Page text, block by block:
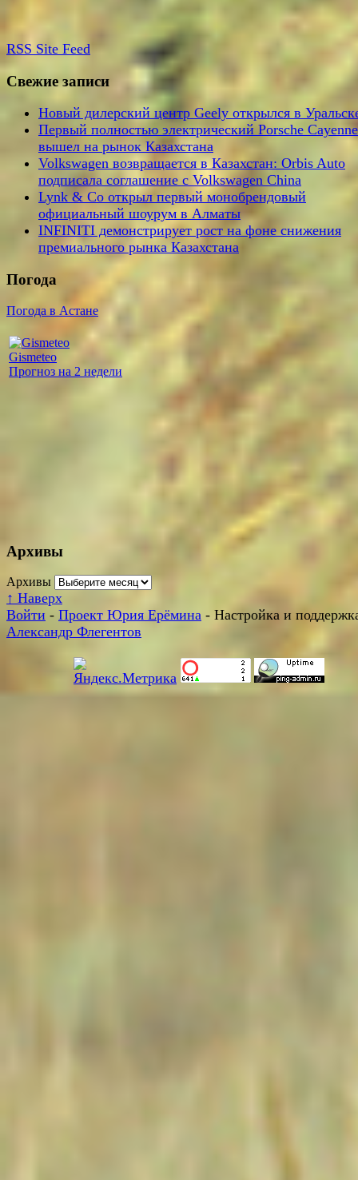
RSS Site Feed
Свежие записи
Новый дилерский центр Geely открылся в
Первый полностью электрический Porsche Cayenne
вышел на рынок Казахстана
Volkswagen возвращается в Казахстан: Orbis Auto
подписала соглашение с Volkswagen China
Lynk & Co открыл первый монобрендовый
официальный шоурум в Алматы
INFINITI демонстрирует рост на фоне снижения
премиального рынка Казахстана
Погода
Погода в Астане
Gismeteo
Прогноз на 2 недели
Архивы
Архивы
↑ Наверх
Войти - Проект Юрия Ерёмина - Настройка и
Александр Флегентов